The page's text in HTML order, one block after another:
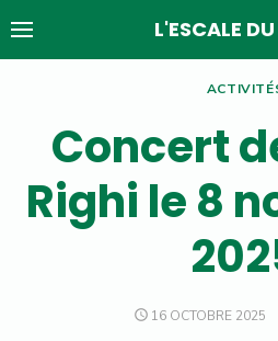
to
L'ESCALE
Concert
Righi le 8
POSTED
16 OCTOBRE 2025